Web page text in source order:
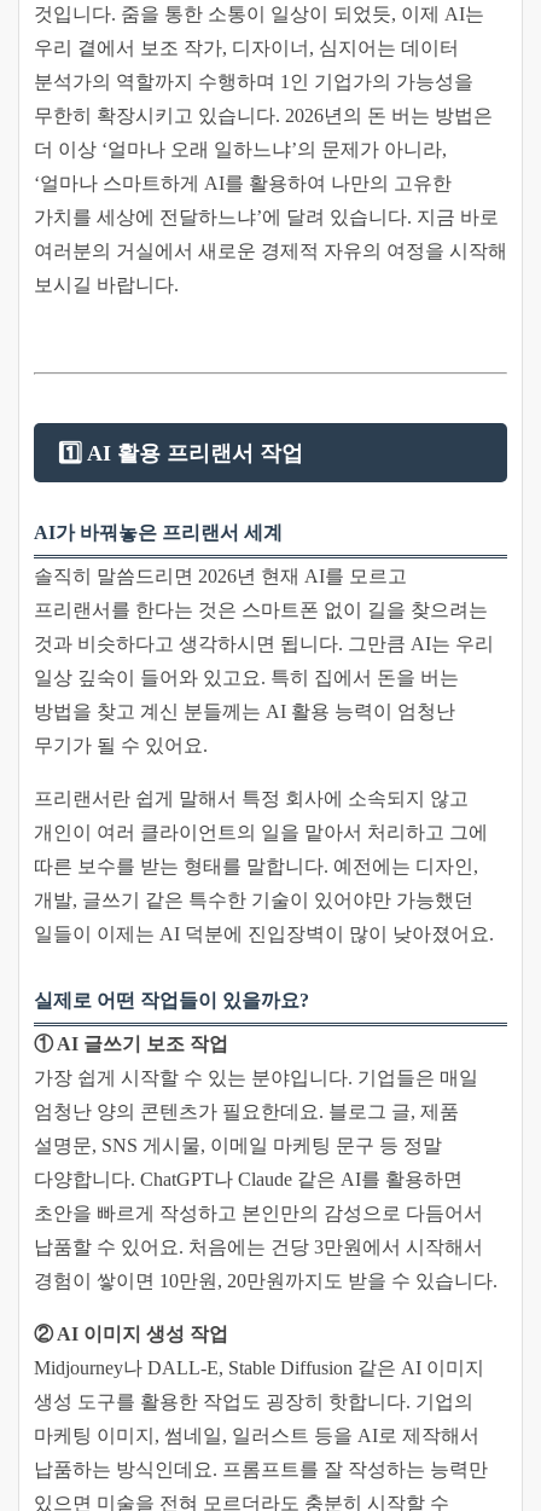
것입니다. 줌을 통한 소통이 일상이 되었듯, 이제 AI는
우리 곁에서 보조 작가, 디자이너, 심지어는 데이터
분석가의 역할까지 수행하며 1인 기업가의 가능성을
무한히 확장시키고 있습니다. 2026년의 돈 버는 방법은
더 이상 ‘얼마나 오래 일하느냐’의 문제가 아니라,
‘얼마나 스마트하게 AI를 활용하여 나만의 고유한
가치를 세상에 전달하느냐’에 달려 있습니다. 지금 바로
여러분의 거실에서 새로운 경제적 자유의 여정을 시작해
보시길 바랍니다.
1️⃣ AI 활용 프리랜서 작업
AI가 바꿔놓은 프리랜서 세계
솔직히 말씀드리면 2026년 현재 AI를 모르고
프리랜서를 한다는 것은 스마트폰 없이 길을 찾으려는
것과 비슷하다고 생각하시면 됩니다. 그만큼 AI는 우리
일상 깊숙이 들어와 있고요. 특히 집에서 돈을 버는
방법을 찾고 계신 분들께는 AI 활용 능력이 엄청난
무기가 될 수 있어요.
프리랜서란 쉽게 말해서 특정 회사에 소속되지 않고
개인이 여러 클라이언트의 일을 맡아서 처리하고 그에
따른 보수를 받는 형태를 말합니다. 예전에는 디자인,
개발, 글쓰기 같은 특수한 기술이 있어야만 가능했던
일들이 이제는 AI 덕분에 진입장벽이 많이 낮아졌어요.
실제로 어떤 작업들이 있을까요?
① AI 글쓰기 보조 작업
가장 쉽게 시작할 수 있는 분야입니다. 기업들은 매일
엄청난 양의 콘텐츠가 필요한데요. 블로그 글, 제품
설명문, SNS 게시물, 이메일 마케팅 문구 등 정말
다양합니다. ChatGPT나 Claude 같은 AI를 활용하면
초안을 빠르게 작성하고 본인만의 감성으로 다듬어서
납품할 수 있어요. 처음에는 건당 3만원에서 시작해서
경험이 쌓이면 10만원, 20만원까지도 받을 수 있습니다.
② AI 이미지 생성 작업
Midjourney나 DALL-E, Stable Diffusion 같은 AI 이미지
생성 도구를 활용한 작업도 굉장히 핫합니다. 기업의
마케팅 이미지, 썸네일, 일러스트 등을 AI로 제작해서
납품하는 방식인데요. 프롬프트를 잘 작성하는 능력만
있으면 미술을 전혀 모르더라도 충분히 시작할 수